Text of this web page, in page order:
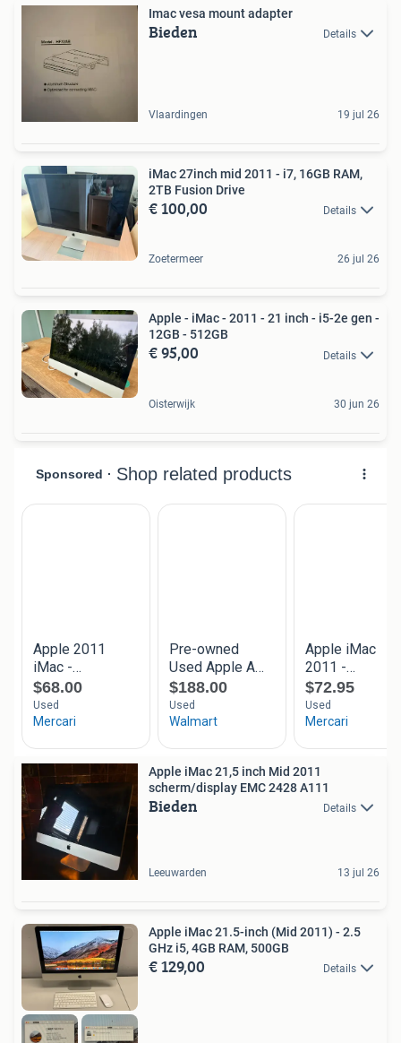
Imac vesa mount adapter
Bieden Details
Vlaardingen 19 jul 26
iMac 27inch mid 2011 - i7, 16GB RAM,
2TB Fusion Drive
€ 100,00 Details
Zoetermeer 26 jul 26
Apple - iMac - 2011 - 21 inch - i5-2e gen -
12GB - 512GB
€ 95,00 Details
Oisterwijk 30 jun 26
Apple iMac 21,5 inch Mid 2011
scherm/display EMC 2428 A111
Bieden Details
Leeuwarden 13 jul 26
Apple iMac 21.5-inch (Mid 2011) - 2.5
GHz i5, 4GB RAM, 500GB
€ 129,00 Details